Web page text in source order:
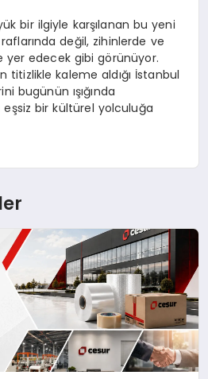
bir ilgiyle karşılanan bu yeni
değil, zihinlerde ve
yer edecek gibi görünüyor.
titizlikle kaleme aldığı İstanbul
bugünün ışığında
eşsiz bir kültürel yolculuğa